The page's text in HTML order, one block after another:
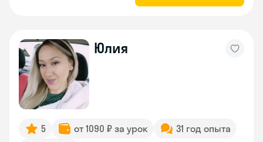
Юлия
5 от 1090 ₽ за урок
31 год опыта